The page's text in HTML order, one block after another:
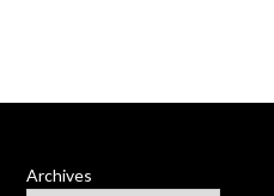
Archives